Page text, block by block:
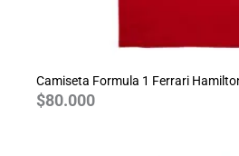
Camiseta Formula 1 Ferrari
$80.000